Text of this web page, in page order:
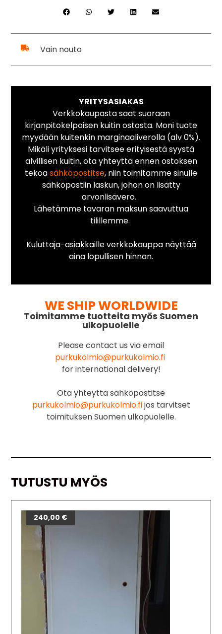
Vain nouto
YRITYSASIAKAS
Verkkokaupasta saat suoraan
kirjanpitokelpoisen kuitin ostosta. Moni tuote
myydään kuitenkin marginaaliverolla (alv 0%).
Mikäli yrityksesi tarvitsee erityisestä syystä
alvillisen kuitin, ota yhteyttä ennen ostoksen
tekoasähköpostitse, niin toimitamme sinulle
sähköpostiin laskun, johon on lisätty
arvonlisävero.
Lähetämme tavaran maksun saavuttua
tilillemme.
Kuluttaja-asiakkaille verkkokauppa näyttää
aina lopullisen hinnan.
WE SHIP WORLDWIDE
Toimitamme tuotteita myös Suomen
ulkopuolelle
Please contact us via email
purkukolmio@purkukolmio.fi
for international delivery!
Ota yhteyttä sähköpostitse
purkukolmio@purkukolmio.fijos tarvitset
toimituksen Suomen ulkopuolelle.
TUTUSTU MYÖS
240,00 €